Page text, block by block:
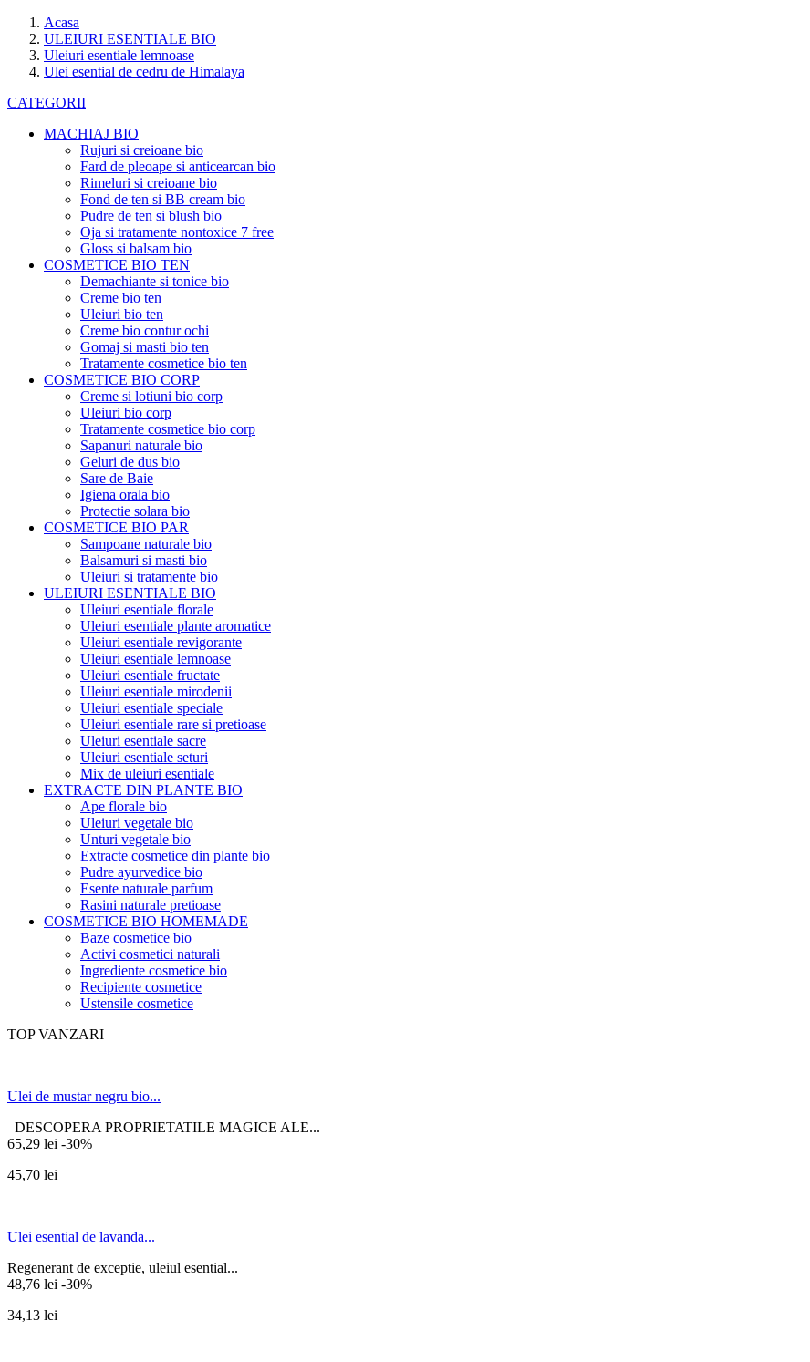
Acasa
ULEIURI ESENTIALE BIO
Uleiuri esentiale lemnoase
Ulei esential de cedru de Himalaya
CATEGORII
MACHIAJ BIO
Rujuri si creioane bio
Fard de pleoape si anticearcan bio
Rimeluri si creioane bio
Fond de ten si BB cream bio
Pudre de ten si blush bio
Oja si tratamente nontoxice 7 free
Gloss si balsam bio
COSMETICE BIO TEN
Demachiante si tonice bio
Creme bio ten
Uleiuri bio ten
Creme bio contur ochi
Gomaj si masti bio ten
Tratamente cosmetice bio ten
COSMETICE BIO CORP
Creme si lotiuni bio corp
Uleiuri bio corp
Tratamente cosmetice bio corp
Sapanuri naturale bio
Geluri de dus bio
Sare de Baie
Igiena orala bio
Protectie solara bio
COSMETICE BIO PAR
Sampoane naturale bio
Balsamuri si masti bio
Uleiuri si tratamente bio
ULEIURI ESENTIALE BIO
Uleiuri esentiale florale
Uleiuri esentiale plante aromatice
Uleiuri esentiale revigorante
Uleiuri esentiale lemnoase
Uleiuri esentiale fructate
Uleiuri esentiale mirodenii
Uleiuri esentiale speciale
Uleiuri esentiale rare si pretioase
Uleiuri esentiale sacre
Uleiuri esentiale seturi
Mix de uleiuri esentiale
EXTRACTE DIN PLANTE BIO
Ape florale bio
Uleiuri vegetale bio
Unturi vegetale bio
Extracte cosmetice din plante bio
Pudre ayurvedice bio
Esente naturale parfum
Rasini naturale pretioase
COSMETICE BIO HOMEMADE
Baze cosmetice bio
Activi cosmetici naturali
Ingrediente cosmetice bio
Recipiente cosmetice
Ustensile cosmetice
TOP VANZARI
Ulei de mustar negru bio...
DESCOPERA PROPRIETATILE MAGICE ALE...
65,29 lei -30%
45,70 lei
Ulei esential de lavanda...
Regenerant de exceptie, uleiul esential...
48,76 lei -30%
34,13 lei